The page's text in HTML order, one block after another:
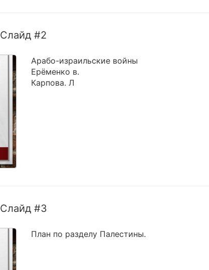
Слайд #2
Арабо-израильские войны
Ерёменко в.
Карпова. Л
Слайд #3
План по разделу Палестины.